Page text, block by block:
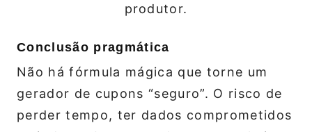
produtor.
Conclusão pragmática
Não há fórmula mágica que torne um
gerador de cupons “seguro”. O risco de
perder tempo, ter dados comprometidos